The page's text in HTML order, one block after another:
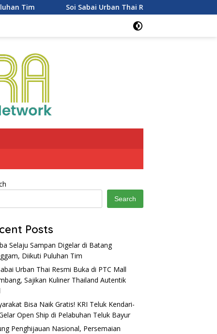
Sabai Urban Thai Resmi Buka di PTC Mall Palembang,
Search
Posts
Selaju Sampan Digelar di Batang
Diikuti Puluhan Tim
Urban Thai Resmi Buka di PTC Mall
Sajikan Kuliner Thailand Autentik
Bisa Naik Gratis! KRI Teluk Kendari-
Open Ship di Pelabuhan Teluk Bayur
Penghijauan Nasional, Persemaian